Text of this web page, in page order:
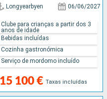
Longyearbyen 06/06/2027
15 100 € Taxas incluídas
Clube para crianças a partir dos 3
anos de idade
Bebidas incluídas
Cozinha gastronómica
Serviço de mordomo incluído